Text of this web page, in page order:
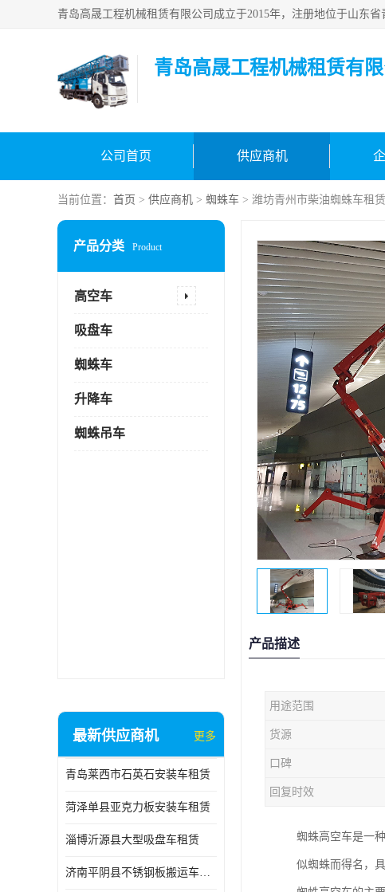
青岛高晟工程机械租赁有
公司首页 供应商机
当前位置： 首页 > 供应商机 > 蜘蛛车 > 潍坊青州市柴油蜘蛛车租赁
产品分类 Product
高空车
吸盘车
蜘蛛车
升降车
蜘蛛吊车
最新供应商机 更多
青岛莱西市石英石安装车租赁
菏泽单县亚克力板安装车租赁
淄博沂源县大型吸盘车租赁
济南平阴县不锈钢板搬运车出租
产品描述
用途范围
货源
口碑
回复时效
蜘蛛高空车是一
似蜘蛛而得名，